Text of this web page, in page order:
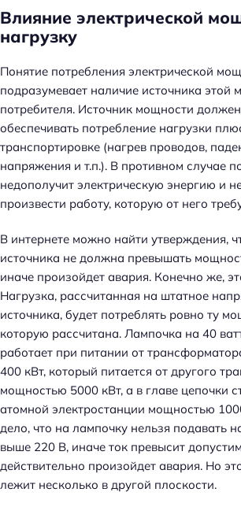
Влияние электрической
нагрузку
Понятие потребления электрической
подразумевает наличие источника этой
потребителя. Источник мощности
обеспечивать потребление нагрузки
транспортировке (нагрев проводов,
напряжения и т.п.). В противном случае
недополучит электрическую энергию и
произвести работу, которую от него
В интернете можно найти утверждения,
источника не должна превышать
иначе произойдет авария. Конечно же,
Нагрузка, рассчитанная на штатное
источника, будет потреблять ровно ту
которую рассчитана. Лампочка на 40
работает при питании от
400 кВт, который питается от другого
мощностью 5000 кВт, а в главе цепочки
атомной электростанции мощностью
дело, что на лампочку нельзя подавать
выше 220 В, иначе ток превысит
действительно произойдет авария. Но
лежит несколько в другой плоскости.